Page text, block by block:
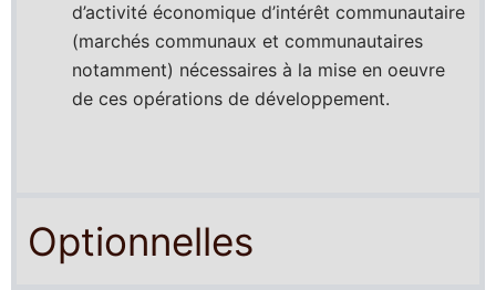
d’activité économique d’intérêt communautaire
(marchés communaux et communautaires
notamment) nécessaires à la mise en oeuvre
de ces opérations de développement.
Optionnelles